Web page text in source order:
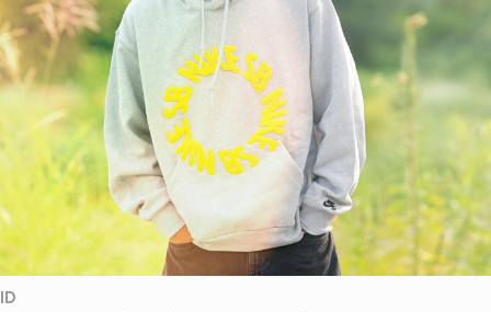
ID